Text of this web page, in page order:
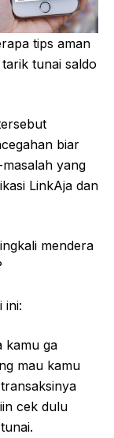
tips aman
tunai saldo
biar
yang
LinkAja dan
mendera
ini:
kamu ga
mau kamu
cek dulu